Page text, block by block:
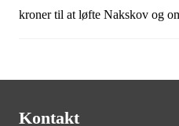
kroner til at løfte Nakskov og
Initiativet Nakskov 2030 kan
Kontakt